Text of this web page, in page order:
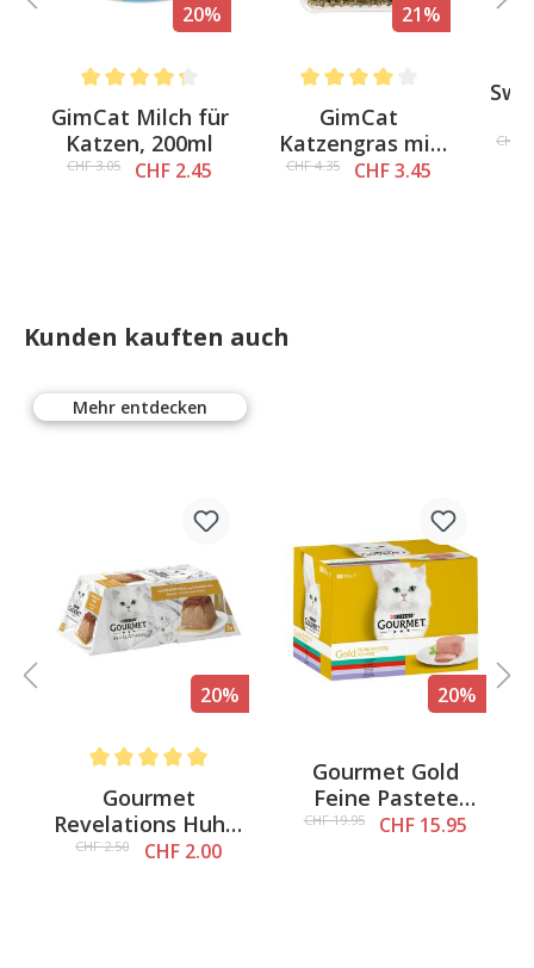
20%
Average rating of 4.3 out of 5 stars
GimCat Milch für
Katzen, 200ml
CHF 3.05 CHF 2.45
21%
Average rating of 4 out of 5
GimCat
Katzengras mit
natürlicher
CHF 4.35 CHF 3.45
CHF
Kunden kauften auch
Mehr entdecken
20%
Average rating of 5 out of 5 stars
Gourmet
Revelations Huhn,
2x57g
CHF 2.50 CHF 2.00
20%
Gourmet Gold
Feine Pastete
Fleisch, 24x85g
CHF 19.95 CHF 15.95